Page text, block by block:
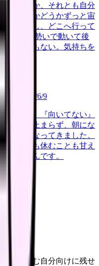
いなのか、それとも自分
すべきかどうかずっと宙
もするし、どこへ行って
せん。 勢いで動いて後
る根拠もない。気持ちを
2026/6/9
めれば』『向いてない』
と涙が止まらず、朝にな
らなくなってきました。
す。でも休むことも甘え
らないんです。
とで読む自分向けに残せ